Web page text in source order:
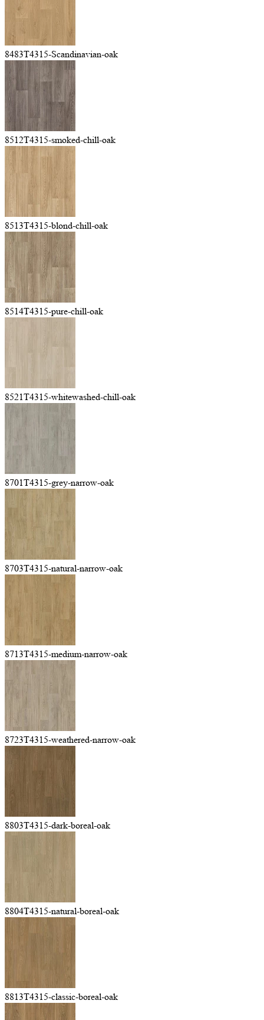
8483T4315-Scandinavian-oak
8512T4315-smoked-chill-oak
8513T4315-blond-chill-oak
8514T4315-pure-chill-oak
8521T4315-whitewashed-chill-oak
8701T4315-grey-narrow-oak
8703T4315-natural-narrow-oak
8713T4315-medium-narrow-oak
8723T4315-weathered-narrow-oak
8803T4315-dark-boreal-oak
8804T4315-natural-boreal-oak
8813T4315-classic-boreal-oak